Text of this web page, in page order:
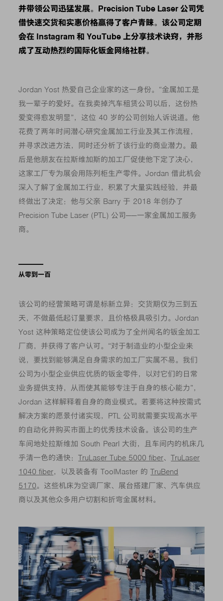
并带领公司迅猛发展。Precision Tube Laser 公司凭
借快速交货和实惠价格赢得了客户青睐。该公司定期
会在 Instagram 和 YouTube 上分享技术诀窍，并形
成了互动热烈的国际化钣金网络社群。
Jordan Yost 热爱自己企业家的这一身份。“金属加工是
我一辈子的爱好。在我卖掉汽车租赁公司以后，这份热
爱变得愈发明显”，这位 40 岁的公司创始人诉说道。他
花费了两年时间潜心研究金属加工行业及其工作流程，
并寻求改进方法，同时还分析了该行业的商业潜力。最
后是他朋友在拉斯维加斯的加工厂促使他下定了决心，
这家工厂专为展会用陈列柜生产零件。Jordan 借此机会
深入了解了金属加工行业，积累了大量实践经验，并最
终做出了决定：他与父亲 Barry 于 2018 年创办了
Precision Tube Laser (PTL) 公司——一家金属加工服务
商。
从零到一百
该公司的经营策略可谓是标新立异：交货期仅为三到五
天，不做最低起订量要求，且价格极具吸引力。Jordan
Yost 这种策略定位使该公司成为了全州闻名的钣金加工
厂商，并获得了客户认可。“对于制造业的小型企业来
说，要找到能够满足自身需求的加工厂实属不易。我们
公司为小型企业供应优质的钣金零件，以对它们的日常
业务提供支持，从而使其能够专注于自身的核心能力”，
Jordan 这样解释着自身的商业模式。若要将这种按需式
解决方案的愿景付诸实现，PTL 公司就需要实现高水平
的自动化并购买市面上的优秀技术设备。该公司的生产
车间地处拉斯维加 South Pearl 大街，且车间内的机床几
乎清一色的通快：TruLaser Tube 5000 fiber、TruLaser
1040 fiber，以及装备有 ToolMaster 的TruBend
5170。这些机床为空调厂家、展台搭建厂家、汽车供应
商以及其他众多用户切割和折弯金属材料。